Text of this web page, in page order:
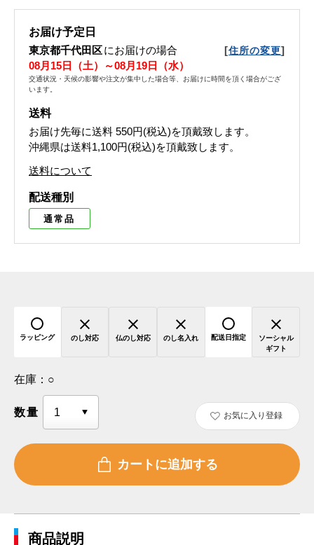
お届け予定日
東京都千代田区にお届けの場合 [住所の変更]
08月15日（土）～08月19日（水）
交通状況・天候の影響や注文が集中した場合等、お届けに時間を頂く場合がござ
います。
送料
お届け先毎に送料 550円(税込)を頂戴致します。
沖縄県は送料1,100円(税込)を頂戴致します。
送料について
配送種別
通常品
ラッピング のし対応 仏のし対応 のし名入れ 配送日指定
ソーシャル
ギフト
在庫： ○
数量 お気に入り登録
商品説明